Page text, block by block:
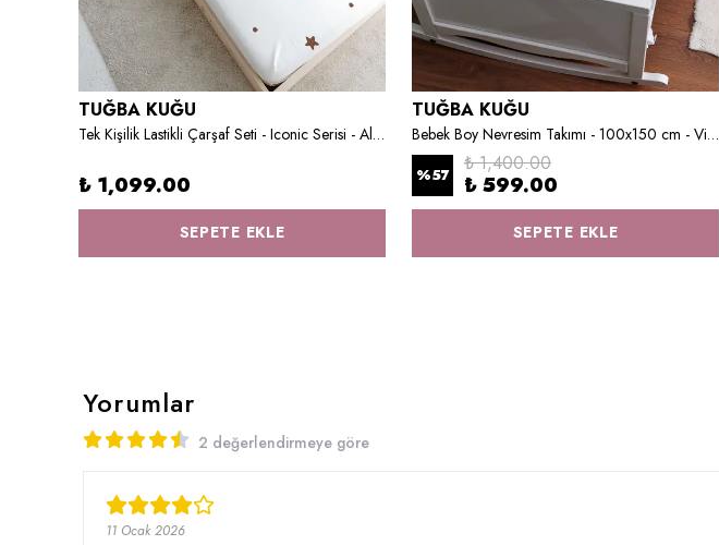
TUĞBA KUĞU
Tek Kişilik Lastikli Çarşaf Seti - Iconic Serisi - Alice's Party
₺ 1,099.00
SEPETE EKLE
TUĞBA KUĞU
Bebek Boy Nevresim Takımı - 100x150 cm - Vintage Moon
%57 ₺ 1,400.00
₺ 599.00
SEPETE EKLE
Yorumlar
2 değerlendirmeye göre
11 Ocak 2026